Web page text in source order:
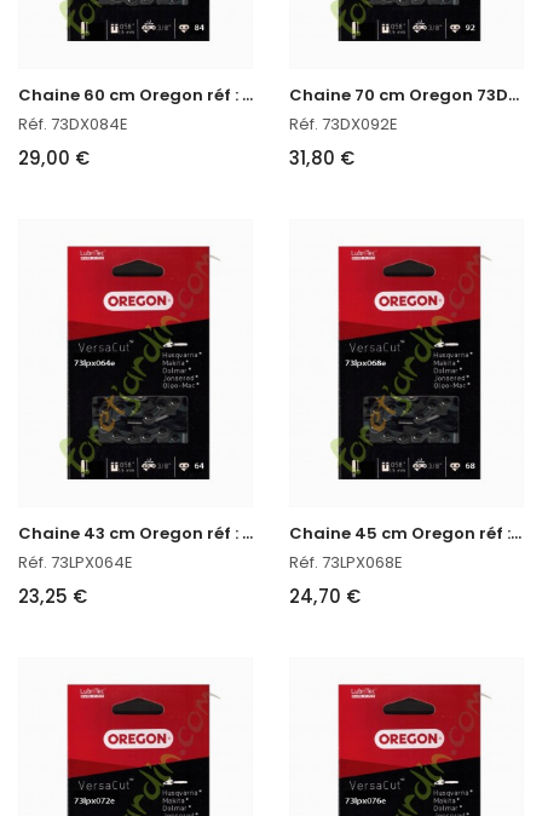
C
haine 60 cm Oregon réf : 73DX084E
Réf. 73DX084E
29,00 €
C
haine 70 cm Oregon 73DX092E
Réf. 73DX092E
31,80 €
C
haine 43 cm Oregon réf : 73LPX064E
Réf. 73LPX064E
23,25 €
C
haine 45 cm Oregon réf : 73LPX068E
Réf. 73LPX068E
24,70 €